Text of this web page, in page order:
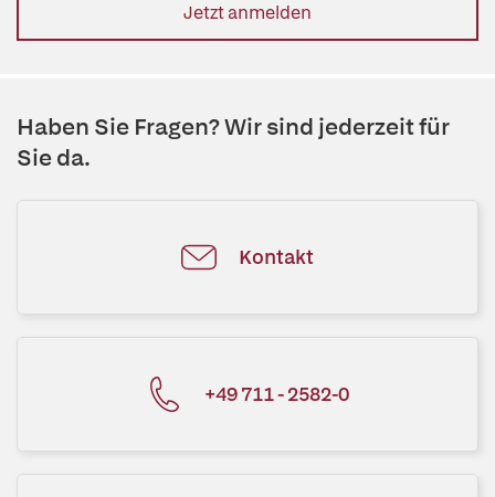
Jetzt anmelden
Haben Sie Fragen? Wir sind jederzeit für
Sie da.
Kontakt
+49 711 - 2582-0